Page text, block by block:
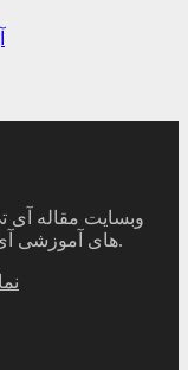
های آموزشی آی تی و کامپیوتر شروع به فعالیت کرده است.